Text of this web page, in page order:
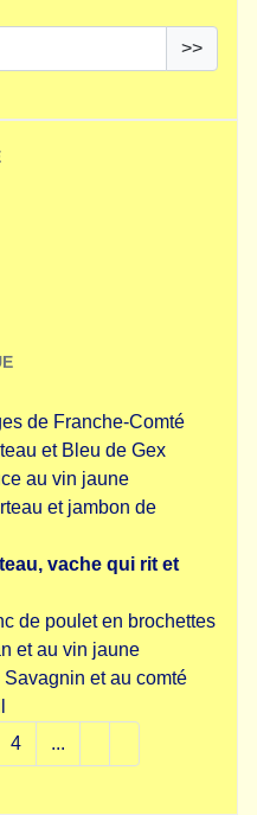
>>
de Franche-Comté
et Bleu de Gex
au vin jaune
et jambon de
vache qui rit et
de poulet en brochettes
et au vin jaune
et au comté
4 ...